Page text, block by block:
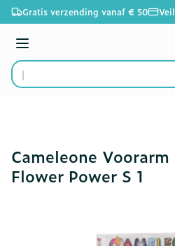
Ga naar de inhoud
Gratis verzending vanaf € 50
Menu
Product, merk, categorie...
Cameleone
Flower Power S 1